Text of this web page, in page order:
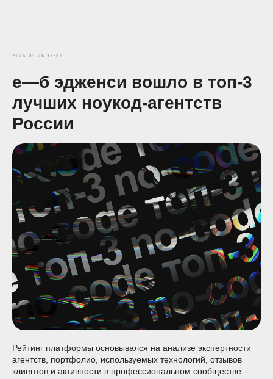
2025-09-25 17:33
е—б эдженси вошло в топ-3
лучших ноукод-агентств
России
Рейтинг платформы основывался на анализе экспертности
агентств, портфолио, используемых технологий, отзывов
клиентов и активности в профессиональном сообществе.